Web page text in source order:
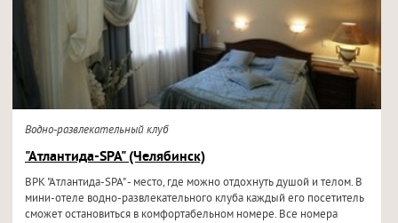
Водно-развлекательный клуб
"Атлантида-SPA" (Челябинск)
ВРК "Атлантида-SPA" - место, где можно отдохнуть душой и телом. В
мини-отеле водно-развлекательного клуба каждый его посетитель
сможет остановиться в комфортабельном номере. Все номера